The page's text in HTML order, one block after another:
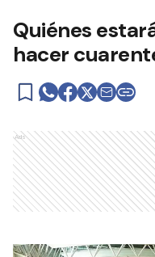
Quiénes
hacer
Ads